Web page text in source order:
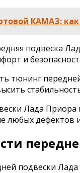
КАМАЗ:
подвеска
и
тюнинг
Лада Приора
любых дефектов